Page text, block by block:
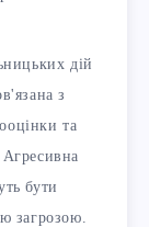
дій
з
та
бути
загрозою.